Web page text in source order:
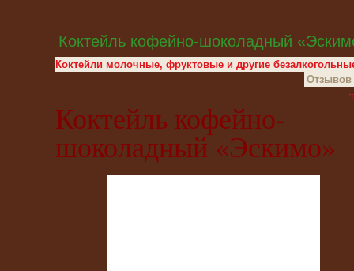
Коктейль кофейно-шоколадный
Коктейли молочные, фруктовые и другие
Отзывов
Коктейль кофейно-
шоколадный «Эскимо»